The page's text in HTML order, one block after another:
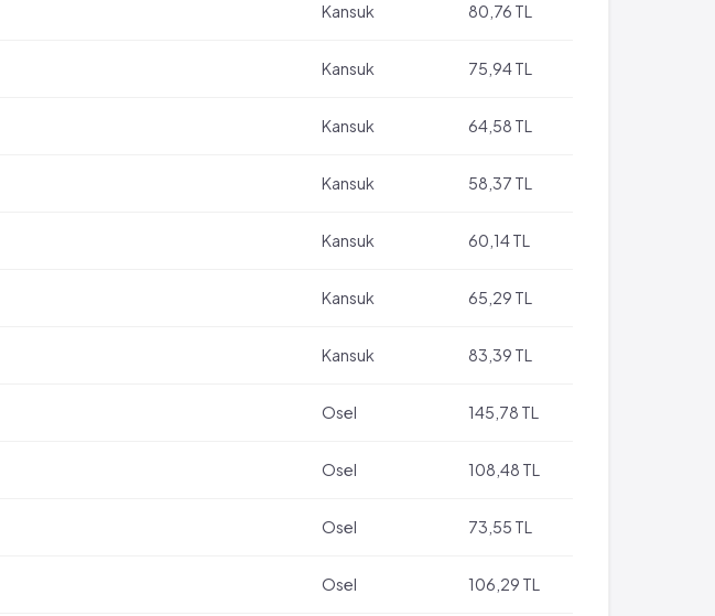
Kansuk 80,76 TL
Kansuk 75,94 TL
Kansuk 64,58 TL
Kansuk 58,37 TL
Kansuk 60,14 TL
Kansuk 65,29 TL
Kansuk 83,39 TL
Osel 145,78 TL
Osel 108,48 TL
Osel 73,55 TL
Osel 106,29 TL